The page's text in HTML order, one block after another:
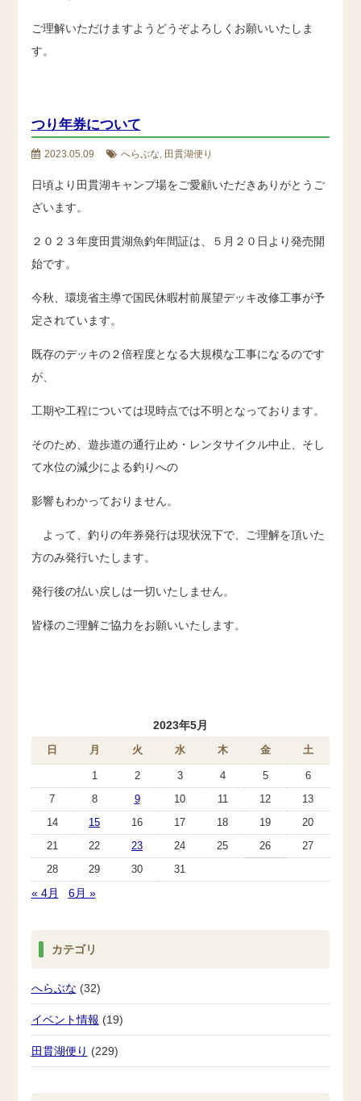
ご理解いただけますようどうぞよろしくお願いいたしま
す。
つり年券について
2023.05.09 へらぶな, 田貫湖便り
日頃より田貫湖キャンプ場をご愛顧いただきありがとうご
ざいます。
２０２３年度田貫湖魚釣年間証は、５月２０日より発売開
始です。
今秋、環境省主導で国民休暇村前展望デッキ改修工事が予
定されています。
既存のデッキの２倍程度となる大規模な工事になるのです
が、
工期や工程については現時点では不明となっております。
そのため、遊歩道の通行止め・レンタサイクル中止、そし
て水位の減少による釣りへの
影響もわかっておりません。
よって、釣りの年券発行は現状況下で、ご理解を頂いた
方のみ発行いたします。
発行後の払い戻しは一切いたしません。
皆様のご理解ご協力をお願いいたします。
2023年5月
日 月 火 水 木 金 土
1 2 3 4 5
6
7
8 9 10 11 12
13
14
15 16 17 18 19
20
21
22 23 24 25 26
27
28
29 30 31
« 4月 6月 »
カテゴリ
へらぶな (32)
イベント情報 (19)
田貫湖便り (229)